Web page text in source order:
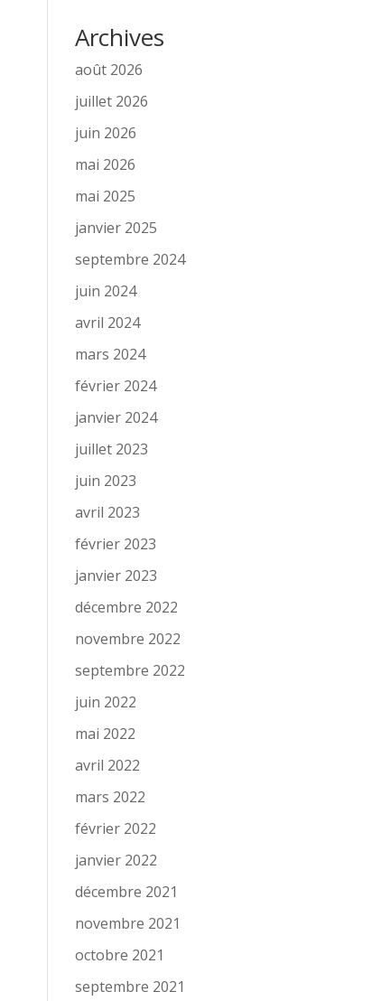
Archives
août 2026
juillet 2026
juin 2026
mai 2026
mai 2025
janvier 2025
septembre 2024
juin 2024
avril 2024
mars 2024
février 2024
janvier 2024
juillet 2023
juin 2023
avril 2023
février 2023
janvier 2023
décembre 2022
novembre 2022
septembre 2022
juin 2022
mai 2022
avril 2022
mars 2022
février 2022
janvier 2022
décembre 2021
novembre 2021
octobre 2021
septembre 2021